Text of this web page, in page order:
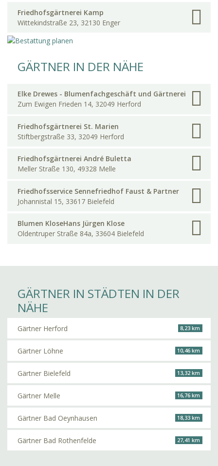
Friedhofsgärtnerei Kamp
Wittekindstraße 23, 32130 Enger
GÄRTNER IN DER NÄHE
Elke Drewes - Blumenfachgeschäft und Gärtnerei
Zum Ewigen Frieden 14, 32049 Herford
Friedhofsgärtnerei St. Marien
Stiftbergstraße 33, 32049 Herford
Friedhofsgärtnerei André Buletta
Meller Straße 130, 49328 Melle
Friedhofsservice Sennefriedhof Faust & Partner
Johannistal 15, 33617 Bielefeld
Blumen KloseHans Jürgen Klose
Oldentruper Straße 84a, 33604 Bielefeld
GÄRTNER IN STÄDTEN IN DER
NÄHE
Gärtner Herford 8,23 km
Gärtner Löhne 10,46 km
Gärtner Bielefeld 13,32 km
Gärtner Melle 16,76 km
Gärtner Bad Oeynhausen 18,33 km
Gärtner Bad Rothenfelde 27,41 km